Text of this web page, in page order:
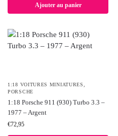
Ajouter au panier
1:18 VOITURES MINIATURES
PORSCHE
1:18 Porsche 911 (930) Turbo 3.3 –
1977 – Argent
€72,95